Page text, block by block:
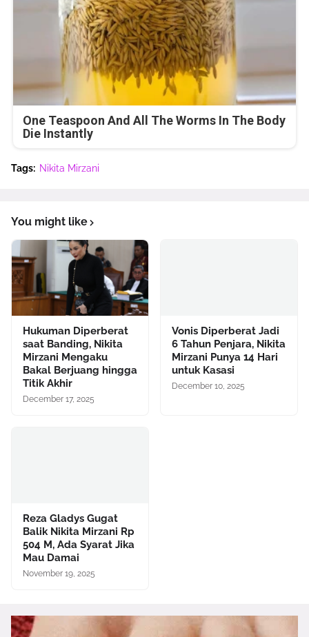
One Teaspoon And All The Worms In The Body
Die Instantly
Tags: Nikita Mirzani
You might like
Hukuman Diperberat
saat Banding, Nikita
Mirzani Mengaku
Bakal Berjuang hingga
Titik Akhir
December 17, 2025
Vonis Diperberat Jadi
6 Tahun Penjara, Nikita
Mirzani Punya 14 Hari
untuk Kasasi
December 10, 2025
Reza Gladys Gugat
Balik Nikita Mirzani Rp
504 M, Ada Syarat Jika
Mau Damai
November 19, 2025